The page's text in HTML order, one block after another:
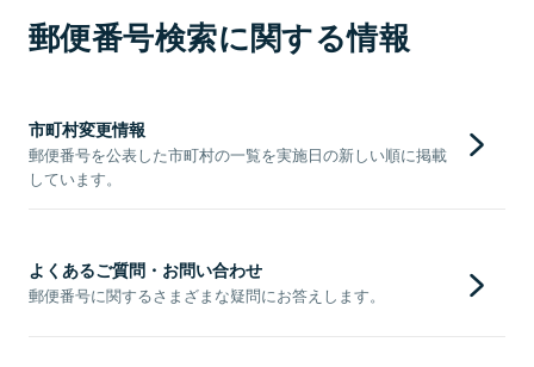
郵便番号検索に関する情報
市町村変更情報
郵便番号を公表した市町村の一覧を実施日の新しい順に掲載
しています。
よくあるご質問・お問い合わせ
郵便番号に関するさまざまな疑問にお答えします。